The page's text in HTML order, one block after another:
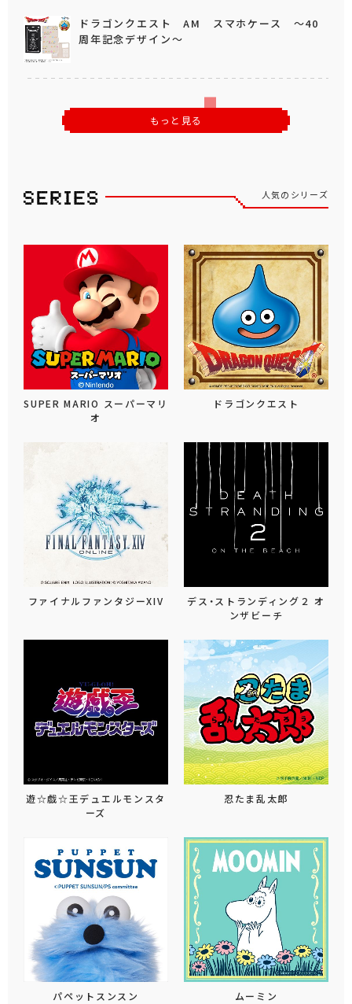
ドラゴンクエスト AM スマホケース ～40
周年記念デザイン～
もっと見る
人気のシリーズ
SUPER MARIO スーパーマリ
オ
ドラゴンクエスト
ファイナルファンタジーXIV
デス・ストランディング２ オ
ンザビーチ
遊☆戯☆王デュエルモンスタ
ーズ
忍たま乱太郎
パペットスンスン ムーミン